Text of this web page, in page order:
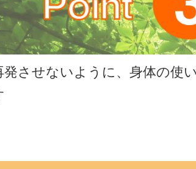
発させないように、身体の使